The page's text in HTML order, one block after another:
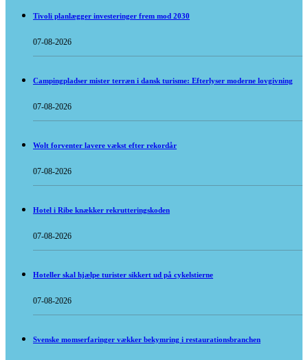
Tivoli planlægger investeringer frem mod 2030
07-08-2026
Campingpladser mister terræn i dansk turisme: Efterlyser moderne lovgivning
07-08-2026
Wolt forventer lavere vækst efter rekordår
07-08-2026
Hotel i Ribe knækker rekrutteringskoden
07-08-2026
Hoteller skal hjælpe turister sikkert ud på cykelstierne
07-08-2026
Svenske momserfaringer vækker bekymring i restaurationsbranchen